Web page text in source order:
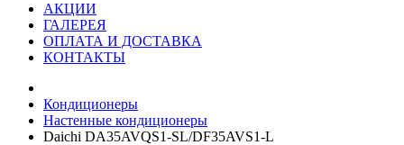
АКЦИИ
ГАЛЕРЕЯ
ОПЛАТА И ДОСТАВКА
КОНТАКТЫ
Кондиционеры
Настенные кондиционеры
Daichi DA35AVQS1-SL/DF35AVS1-L